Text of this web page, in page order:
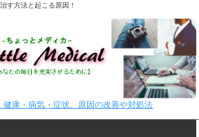
す方法と起こる原因！
健康・病気・症状。原因の改善や対処法